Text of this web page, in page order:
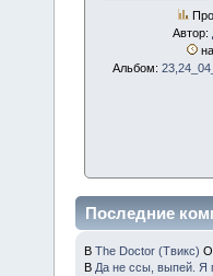
Автор:
на
Альбом:
Последние
В The Doctor (Твикс)
В Да не ссы, выпей. Я